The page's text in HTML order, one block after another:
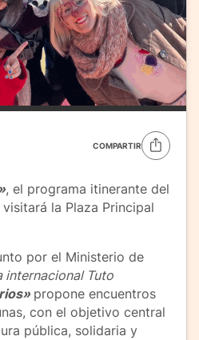
COMPARTIR
, el programa itinerante del
la Plaza Principal
por el Ministerio de
internacional Tuto
propone encuentros
con el objetivo central
pública, solidaria y